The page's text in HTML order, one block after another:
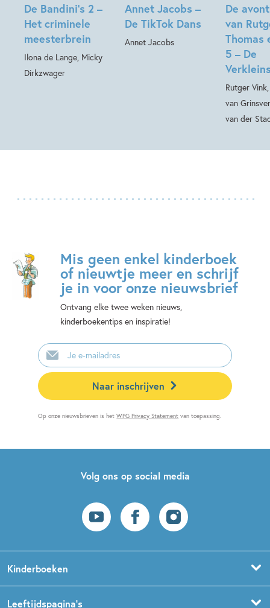
De Bandini’s 2 –
Het criminele
meesterbrein
Ilona de Lange, Micky
Dirkzwager
Annet Jacobs –
De TikTok Dans
Annet Jacobs
De
van
Thomas
5 – De
Rutger
van
van der
Mis geen enkel kinderboek
of nieuwtje meer en schrijf
je in voor onze nieuwsbrief
Ontvang elke twee weken nieuws,
kinderboekentips en inspiratie!
E-
mailadres
Naar inschrijven
Op onze nieuwsbrieven is hetWPG Privacy Statement van toepassing.
Volg ons op social media
Kinderboeken
Leeftijdspagina’s